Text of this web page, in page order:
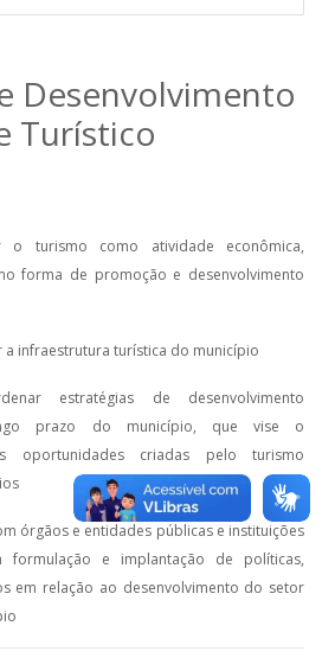
Desenvolvimento
Turístico
o turismo como atividade econômica,
forma de promoção e desenvolvimento
a infraestrutura turística do município
estratégias de desenvolvimento
prazo do município, que vise o
oportunidades criadas pelo turismo
órgãos e entidades públicas e instituições
formulação e implantação de políticas,
em relação ao desenvolvimento do setor